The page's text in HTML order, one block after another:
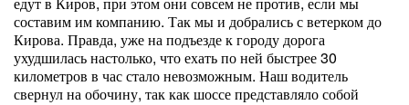
составим им компанию. Так мы и добрались с ветерком до
Кирова. Правда, уже на подъезде к городу дорога
ухудшилась настолько, что ехать по ней быстрее 30
километров в час стало невозможным. Наш водитель
свернул на обочину, так как шоссе представляло собой